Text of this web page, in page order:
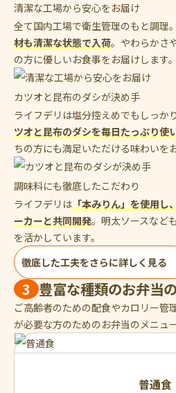
清潔な工場から安心をお届け
全て国内工場で衛生管理のもと調理。
材も清潔な状態で入荷。やわらかさ
の方に優しいお食事をお届けします。
カツオと昆布のダシが決め手
ライフデリは塩分控えめでもしっか
ツオと昆布のダシを毎日たっぷり使
ちの方にも満足いただける味わいを
調味料にも徹底したこだわり
ライフデリは 「本みりん」を使用
ーカーと共同開発。明太ソースなど
を活かしています。
徹底した工夫をさらに詳しく見る
3 豊富な種類のお弁当
ご高齢者のための配食やカロリー管
が必要な方のためのお弁当のメニュ
普通食